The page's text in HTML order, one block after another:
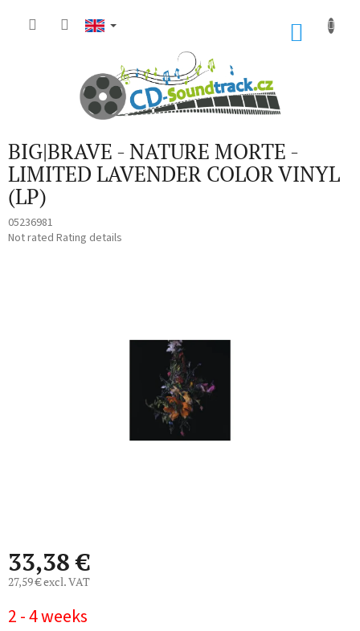
BIG|BRAVE - NATURE MORTE -
LIMITED LAVENDER COLOR VINYL
(LP)
05236981
The
Not rated Rating details
33,38 €
27,59 € excl. VAT
price:
2 - 4 weeks